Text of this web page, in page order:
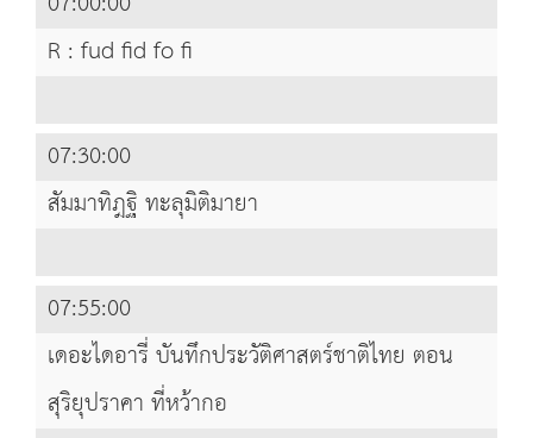
R : fud fid fo fi
07:30:00
สัมมาทิฎฐิ ทะลุมิติมายา
07:55:00
เดอะไดอารี่ บันทึกประวัติศาสตร์ชาติไทย ตอน
สุริยุปราคา ที่หว้ากอ